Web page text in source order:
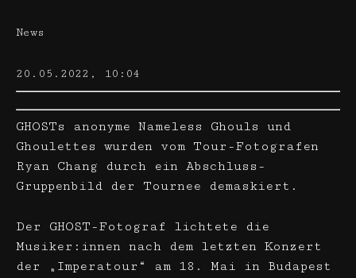
News
20.05.2022, 10:04
GHOSTs anonyme Nameless Ghouls und
Ghoulettes wurden vom Tour-Fotografen
Ryan Chang durch ein Abschluss-
Gruppenbild der Tournee demaskiert.
Der GHOST-Fotograf lichtete die
Musiker:innen nach dem letzten Konzert
der „Imperatour“ am 18. Mai in Budapest